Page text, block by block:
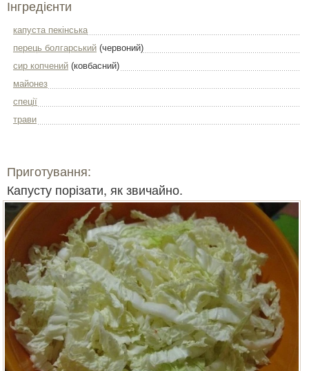
Інгредієнти
капуста пекінська
перець болгарський (червоний)
сир копчений (ковбасний)
майонез
спеції
трави
Приготування:
Капусту порізати, як звичайно.